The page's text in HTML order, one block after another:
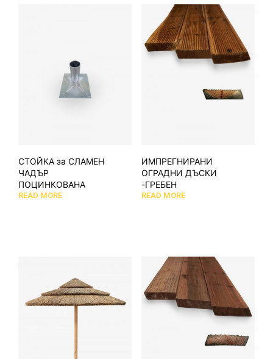
СТОЙКА за СЛАМЕН
ЧАДЪР
ПОЦИНКОВАНА
READ MORE
ИМПРЕГНИРАНИ
ОГРАДНИ ДЪСКИ
-ГРЕБЕН
READ MORE